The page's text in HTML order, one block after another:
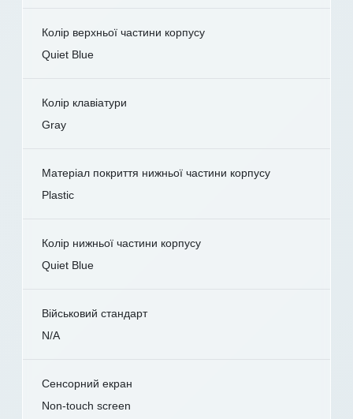
Колір верхньої частини корпусу
Quiet Blue
Колір клавіатури
Gray
Матеріал покриття нижньої частини корпусу
Plastic
Колір нижньої частини корпусу
Quiet Blue
Військовий стандарт
N/A
Сенсорний екран
Non-touch screen